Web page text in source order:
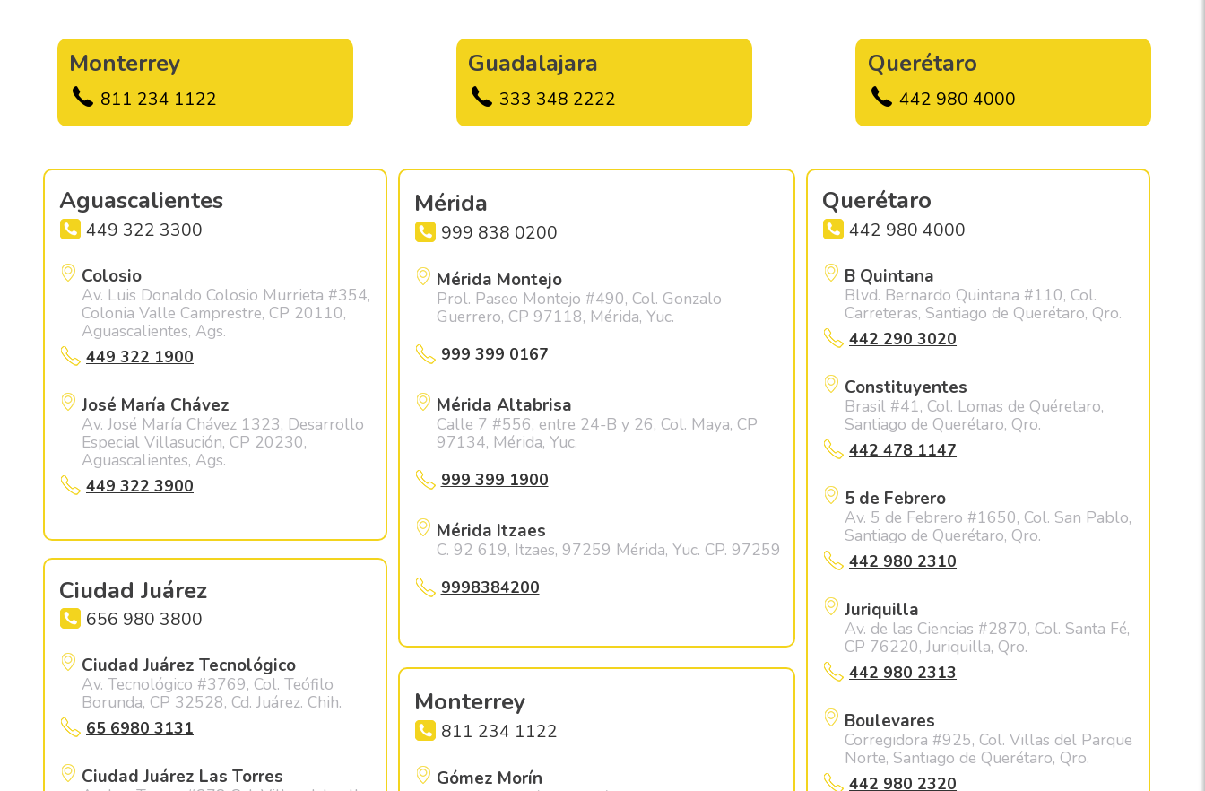
Monterrey
811 234 1122
Guadalajara
333 348 2222
Querétaro
442 980 4000
Aguascalientes
449 322 3300
Colosio
Av. Luis Donaldo Colosio Murrieta #354,
Colonia Valle Camprestre, CP 20110,
Aguascalientes, Ags.
449 322 1900
José María Chávez
Av. José María Chávez 1323, Desarrollo
Especial Villasución, CP 20230,
Aguascalientes, Ags.
449 322 3900
Ciudad Juárez
656 980 3800
Ciudad Juárez Tecnológico
Av. Tecnológico #3769, Col. Teófilo
Borunda, CP 32528, Cd. Juárez. Chih.
65 6980 3131
Ciudad Juárez Las Torres
Mérida
999 838 0200
Mérida Montejo
Prol. Paseo Montejo #490, Col. Gonzalo
Guerrero, CP 97118, Mérida, Yuc.
999 399 0167
Mérida Altabrisa
Calle 7 #556, entre 24-B y 26, Col. Maya, CP
97134, Mérida, Yuc.
999 399 1900
Mérida Itzaes
C. 92 619, Itzaes, 97259 Mérida, Yuc. CP. 97259
9998384200
Monterrey
811 234 1122
Gómez Morín
Querétaro
442 980 4000
B Quintana
Blvd. Bernardo Quintana #110, Col.
Carreteras, Santiago de Querétaro, Qro.
442 290 3020
Constituyentes
Brasil #41, Col. Lomas de Quéretaro,
Santiago de Querétaro, Qro.
442 478 1147
5 de Febrero
Av. 5 de Febrero #1650, Col. San Pablo,
Santiago de Querétaro, Qro.
442 980 2310
Juriquilla
Av. de las Ciencias #2870, Col. Santa Fé,
CP 76220, Juriquilla, Qro.
442 980 2313
Boulevares
Corregidora #925, Col. Villas del Parque
Norte, Santiago de Querétaro, Qro.
442 980 2320